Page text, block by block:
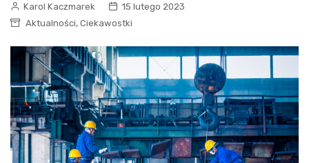
Karol Kaczmarek
15 lutego 2023
Aktualności, Ciekawostki